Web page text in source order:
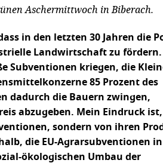
Aschermittwoch in Biberach.
in den letzten 30 Jahren die
Landwirtschaft zu fördern.
Subventionen kriegen, die
85 Prozent des
dadurch die Bauern zwingen,
abzugeben. Mein Eindruck ist,
sondern von ihren
die EU-Agrarsubventionen
ökologischen Umbau der